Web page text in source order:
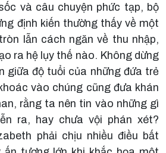
và câu chuyện phức tạp, bộ
định kiến thường thấy về một
lẫn cách ngăn về thu nhập,
ra hệ lụy thế nào. Không dừng
giữa độ tuổi của những đứa trẻ
vào chúng cũng đưa khán
rằng ta nên tin vào những gì
ra, hay chưa vội phán xét?
phải chịu nhiều điều bất